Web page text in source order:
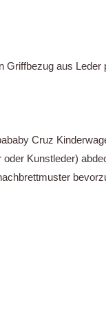
aus
Cruz
Kunstleder)